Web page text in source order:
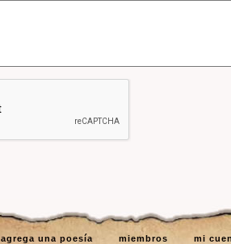
agrega una poesía miembros mi